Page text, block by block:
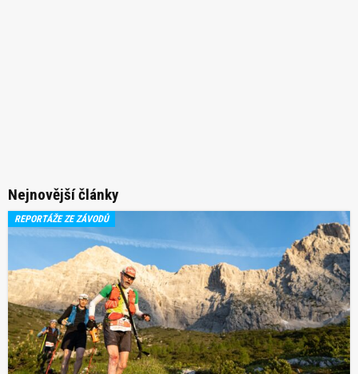
Nejnovější články
REPORTÁŽE ZE ZÁVODŮ